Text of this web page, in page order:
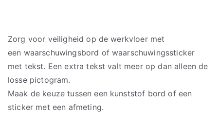
Zorg voor veiligheid op de werkvloer met
een waarschuwingsbord of waarschuwingssticker
met tekst. Een extra tekst valt meer op dan alleen de
losse pictogram.
Maak de keuze tussen een kunststof bord of een
sticker met een afmeting.